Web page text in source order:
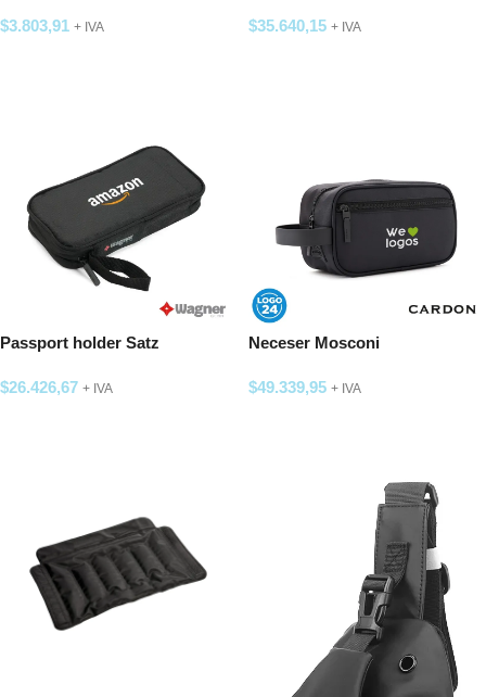
$3.803,91 + IVA $35.640,15 + IVA
Passport holder Satz
$26.426,67 + IVA
Neceser Mosconi
$49.339,95 + IVA